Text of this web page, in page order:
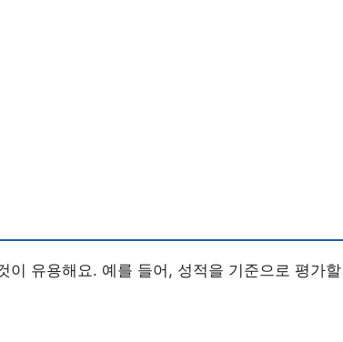
이 유용해요. 예를 들어, 성적을 기준으로 평가할